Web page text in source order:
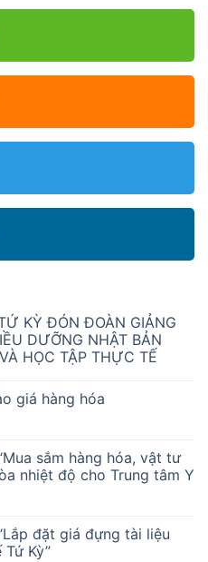
KỲ ĐÓN ĐOÀN GIẢNG
DƯỠNG NHẬT BẢN
HỌC TẬP THỰC TẾ
giá hàng hóa
sắm hàng hóa, vật tư
nhiệt độ cho Trung tâm Y
đặt giá đựng tài liệu
Kỳ”